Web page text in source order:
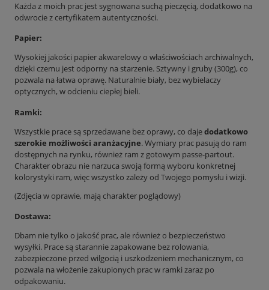
Każda z moich prac jest sygnowana suchą pieczęcią, dodatkowo na
odwrocie z certyfikatem autentyczności.
Papier:
Wysokiej jakości papier akwarelowy o właściwościach archiwalnych,
dzięki czemu jest odporny na starzenie. Sztywny i gruby (300g), co
pozwala na łatwa oprawę. Naturalnie biały, bez wybielaczy
optycznych, w odcieniu ciepłej bieli.
Ramki:
Wszystkie prace są sprzedawane bez oprawy, co dajedodatkowo
szerokie możliwości aranżacyjne. Wymiary prac pasują do ram
dostępnych na rynku, również ram z gotowym passe-partout.
Charakter obrazu nie narzuca swoją formą wyboru konkretnej
kolorystyki ram, więc wszystko zależy od Twojego pomysłu i wizji.
(Zdjęcia w oprawie, mają charakter poglądowy)
Dostawa:
Dbam nie tylko o jakość prac, ale również o bezpieczeństwo
wysyłki. Prace są starannie zapakowane bez rolowania,
zabezpieczone przed wilgocią i uszkodzeniem mechanicznym, co
pozwala na włożenie zakupionych prac w ramki zaraz po
odpakowaniu.